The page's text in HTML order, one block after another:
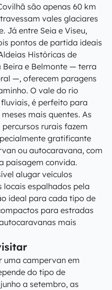
são apenas 60 km
vales glaciares
Já entre Seia e Viseu,
pontos de partida ideais
Históricas de
Beira e Belmonte — terra
—, oferecem paragens
O vale do rio
é perfeito para
mais quentes. As
rurais fazem
gratificante
ou autocaravana, com
paisagem convida.
alugar veículos
espalhados pela
ideal para cada tipo de
para estradas
mais
uma campervan em
do tipo de
a setembro, as